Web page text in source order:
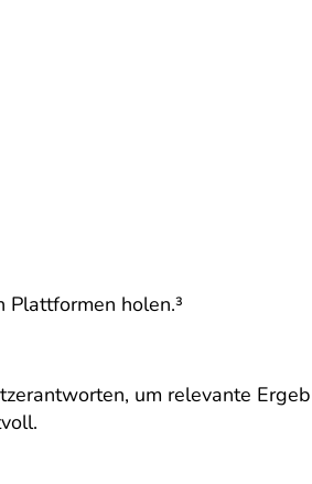
holen.³
um relevante